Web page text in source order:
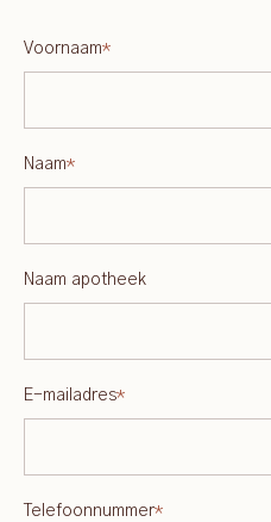
Voornaam*
Naam*
Naam apotheek
E-mailadres*
Telefoonnummer*